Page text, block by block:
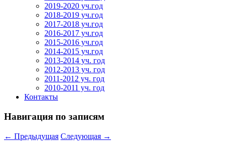
2019-2020 уч.год
2018-2019 уч.год
2017-2018 уч.год
2016-2017 уч.год
2015-2016 уч.год
2014-2015 уч.год
2013-2014 уч. год
2012-2013 уч. год
2011-2012 уч. год
2010-2011 уч. год
Контакты
Навигация по записям
← Предыдущая Следующая →